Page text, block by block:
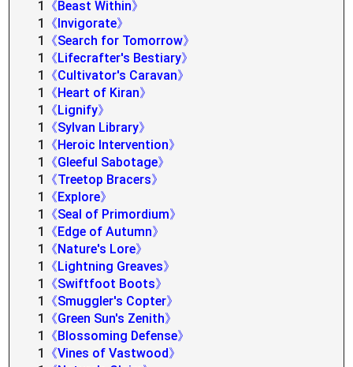
1
《Beast Within》
1
《Invigorate》
1
《Search for Tomorrow》
1
《Lifecrafter's Bestiary》
1
《Cultivator's Caravan》
1
《Heart of Kiran》
1
《Lignify》
1
《Sylvan Library》
1
《Heroic Intervention》
1
《Gleeful Sabotage》
1
《Treetop Bracers》
1
《Explore》
1
《Seal of Primordium》
1
《Edge of Autumn》
1
《Nature's Lore》
1
《Lightning Greaves》
1
《Swiftfoot Boots》
1
《Smuggler's Copter》
1
《Green Sun's Zenith》
1
《Blossoming Defense》
1
《Vines of Vastwood》